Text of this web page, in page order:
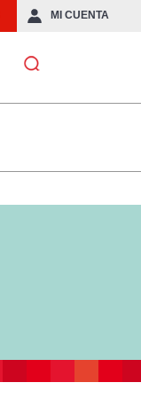
MI CUENTA